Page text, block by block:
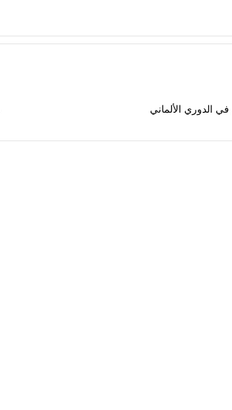
الدوري الألماني